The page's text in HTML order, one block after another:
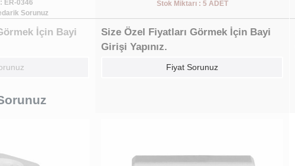
ER-0346
Sorunuz
İçin Bayi
Stok Miktarı : 5 ADET
Size Özel Fiyatları Görmek İçin Bayi
Girişi Yapınız.
Fiyat Sorunuz